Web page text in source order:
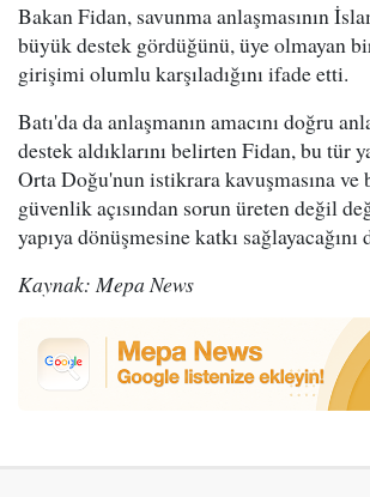
Bakan Fidan, savunma anlaşmasının
büyük destek gördüğünü, üye olmayan
girişimi olumlu karşıladığını ifade etti.
Batı'da da anlaşmanın amacını doğru
destek aldıklarını belirten Fidan, bu tür
Orta Doğu'nun istikrara kavuşmasına
güvenlik açısından sorun üreten değil
yapıya dönüşmesine katkı
Kaynak: Mepa News